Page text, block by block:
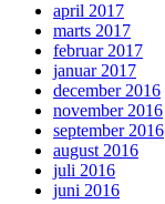
april 2017
marts 2017
februar 2017
januar 2017
december 2016
november 2016
september 2016
august 2016
juli 2016
juni 2016